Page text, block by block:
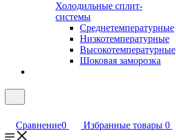
Холодильные сплит-
системы
Среднетемпературные
Низкотемпературные
Высокотемпературные
Шоковая заморозка
Сравнение0 Избранные товары 0